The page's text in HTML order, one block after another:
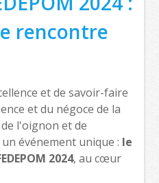
rencontre
et de savoir-faire
et du négoce de la
l'oignon et de
événement unique : le
2024, au cœur